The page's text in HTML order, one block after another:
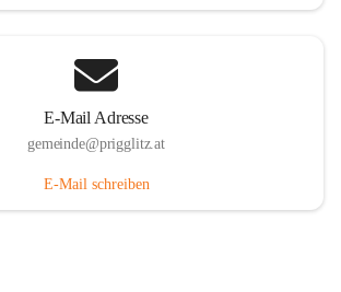
E-Mail Adresse
gemeinde@prigglitz.at
E-Mail schreiben